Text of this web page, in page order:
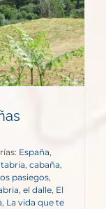
España,
, cabaña,
pasiegos,
, el dalle, El
, La vida que te